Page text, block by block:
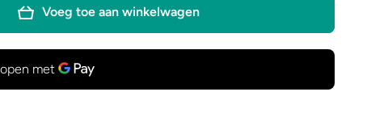
Voeg toe aan winkelwagen